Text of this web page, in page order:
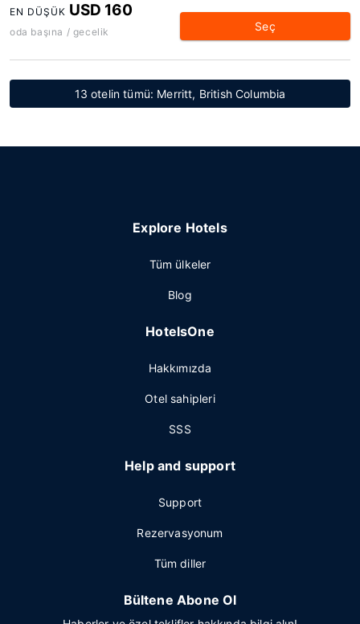
EN DÜŞÜK USD 160
oda başına / gecelik Seç
13 otelin tümü: Merritt, British Columbia
Explore Hotels
Tüm ülkeler
Blog
HotelsOne
Hakkımızda
Otel sahipleri
SSS
Help and support
Support
Rezervasyonum
Tüm diller
Bültene Abone Ol